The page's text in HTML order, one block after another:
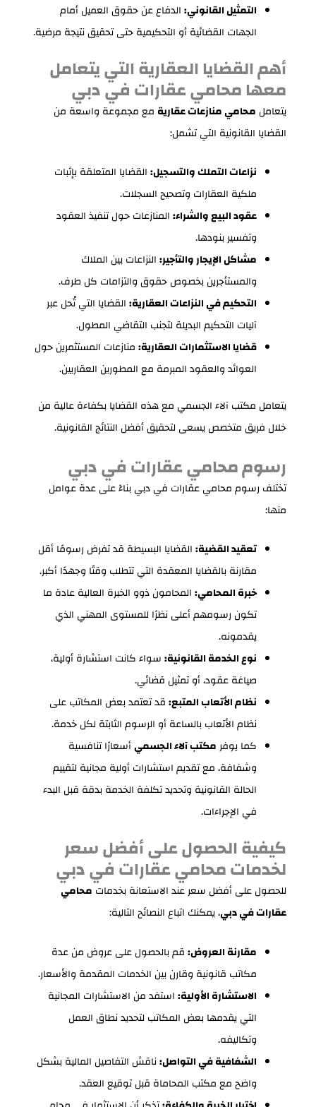
التمثيل القانوني:الدفاع عن حقوق العميل أمام
الجهات القضائية أو التحكيمية حتى تحقيق نتيجة مرضية.
أهم القضايا العقارية التي يتعامل
معها محامي عقارات في دبي
يتعامل محامي منازعات عقارية مع مجموعة واسعة من
القضايا القانونية التي تشمل:
نزاعات التملك والتسجيل:القضايا المتعلقة بإثبات
ملكية العقارات وتصحيح السجلات.
عقود البيع والشراء:المنازعات حول تنفيذ العقود
وتفسير بنودها.
مشاكل الإيجار والتأجير:النزاعات بين الملاك
والمستأجرين بخصوص حقوق والتزامات كل طرف.
التحكيم في النزاعات العقارية:القضايا التي تُحل عبر
آليات التحكيم البديلة لتجنب التقاضي المطول.
قضايا الاستثمارات العقارية:منازعات المستثمرين حول
العوائد والعقود المبرمة مع المطورين العقاريين.
يتعامل مكتب آلاء الجسمي مع هذه القضايا بكفاءة عالية من
خلال فريق متخصص يسعى لتحقيق أفضل النتائج القانونية.
رسوم محامي عقارات في دبي
تختلف رسوم محامي عقارات في دبي بناءً على عدة عوامل
منها:
تعقيد القضية:القضايا البسيطة قد تفرض رسومًا أقل
مقارنة بالقضايا المعقدة التي تتطلب وقتًا وجهدًا أكبر.
خبرة المحامي:المحامون ذوو الخبرة العالية عادة ما
تكون رسومهم أعلى نظرًا للمستوى المهني الذي
يقدمونه.
نوع الخدمة القانونية:سواء كانت استشارة أولية،
صياغة عقود، أو تمثيل قضائي.
نظام الأتعاب المتبع:قد تعتمد بعض المكاتب على
نظام الأتعاب بالساعة أو الرسوم الثابتة لكل خدمة.
كما يوفرمكتب آلاء الجسميأسعارًا تنافسية
وشفافة، مع تقديم استشارات أولية مجانية لتقييم
الحالة القانونية وتحديد تكلفة الخدمة بدقة قبل البدء
في الإجراءات.
كيفية الحصول على أفضل سعر
لخدمات محامي عقارات في دبي
للحصول على أفضل سعر عند الاستعانة بخدمات محامي
عقارات في دبي، يمكنك اتباع النصائح التالية:
مقارنة العروض:قم بالحصول على عروض من عدة
مكاتب قانونية وقارن بين الخدمات المقدمة والأسعار.
الاستشارة الأولية:استفد من الاستشارات المجانية
التي يقدمها بعض المكاتب لتحديد نطاق العمل
وتكاليفه.
الشفافية في التواصل:ناقش التفاصيل المالية بشكل
واضح مع مكتب المحاماة قبل توقيع العقد.